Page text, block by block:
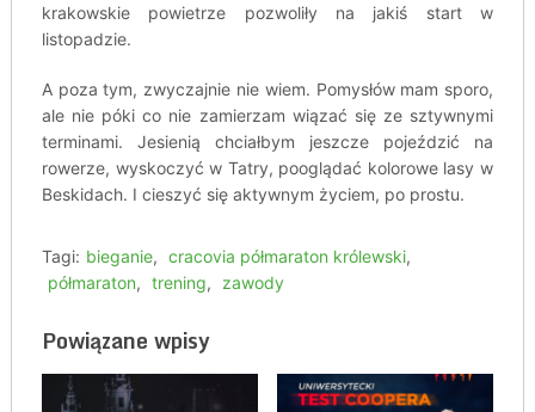
krakowskie powietrze pozwoliły na jakiś start w
listopadzie.
A poza tym, zwyczajnie nie wiem. Pomysłów mam sporo,
ale nie póki co nie zamierzam wiązać się ze sztywnymi
terminami. Jesienią chciałbym jeszcze pojeździć na
rowerze, wyskoczyć w Tatry, pooglądać kolorowe lasy w
Beskidach. I cieszyć się aktywnym życiem, po prostu.
Tagi: bieganie, cracovia półmaraton królewski,
półmaraton, trening, zawody
Powiązane wpisy